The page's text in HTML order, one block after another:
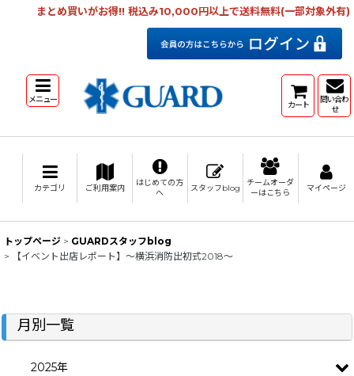
まとめ買いがお得!! 税込み10,000円以上で送料無料(一部対象外有)
メニュー カート
問い合わ
せ
カテゴリ ご利用案内
はじめての方
へ
スタッフblog
チームオーダ
ーはこちら
マイページ
トップページ > GUARDスタッフblog
>
【イベント出店レポート】～横浜消防出初式2018～
月別一覧
2025年